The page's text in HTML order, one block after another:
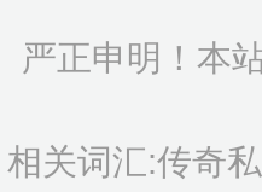
严正申明！本
相关词汇:传奇